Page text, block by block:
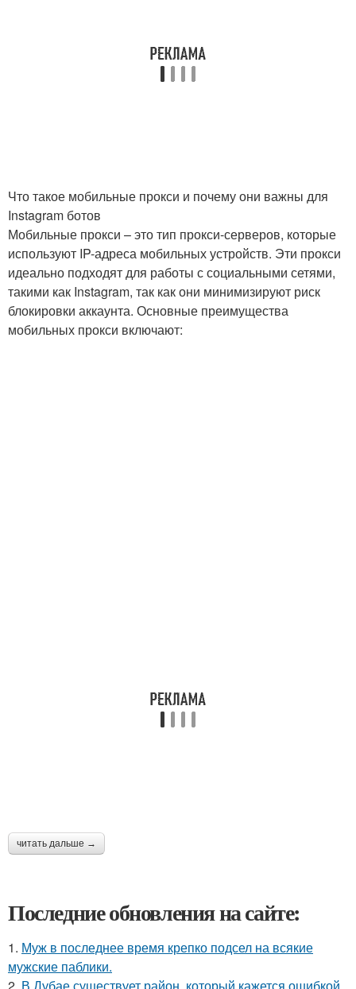
Что такое мобильные прокси и почему они важны для
Instagram ботов
Мобильные прокси – это тип прокси-серверов, которые
используют IP-адреса мобильных устройств. Эти прокси
идеально подходят для работы с социальными сетями,
такими как Instagram, так как они минимизируют риск
блокировки аккаунта. Основные преимущества
мобильных прокси включают:
читать дальше →
Последние обновления на сайте:
1. Муж в последнее время крепко подсел на всякие
мужские паблики.